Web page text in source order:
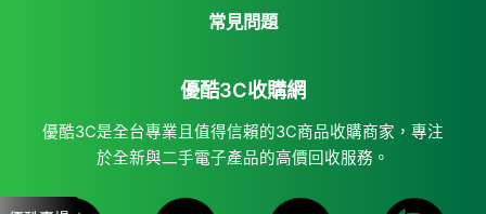
Yahoo購物中心
7-11 i open mall
蝦皮購物
常見問題
優酷3C收購網
優酷3C是全台專業且值得信賴的3C商品收購商家，專注
於全新與二手電子產品的高價回收服務。